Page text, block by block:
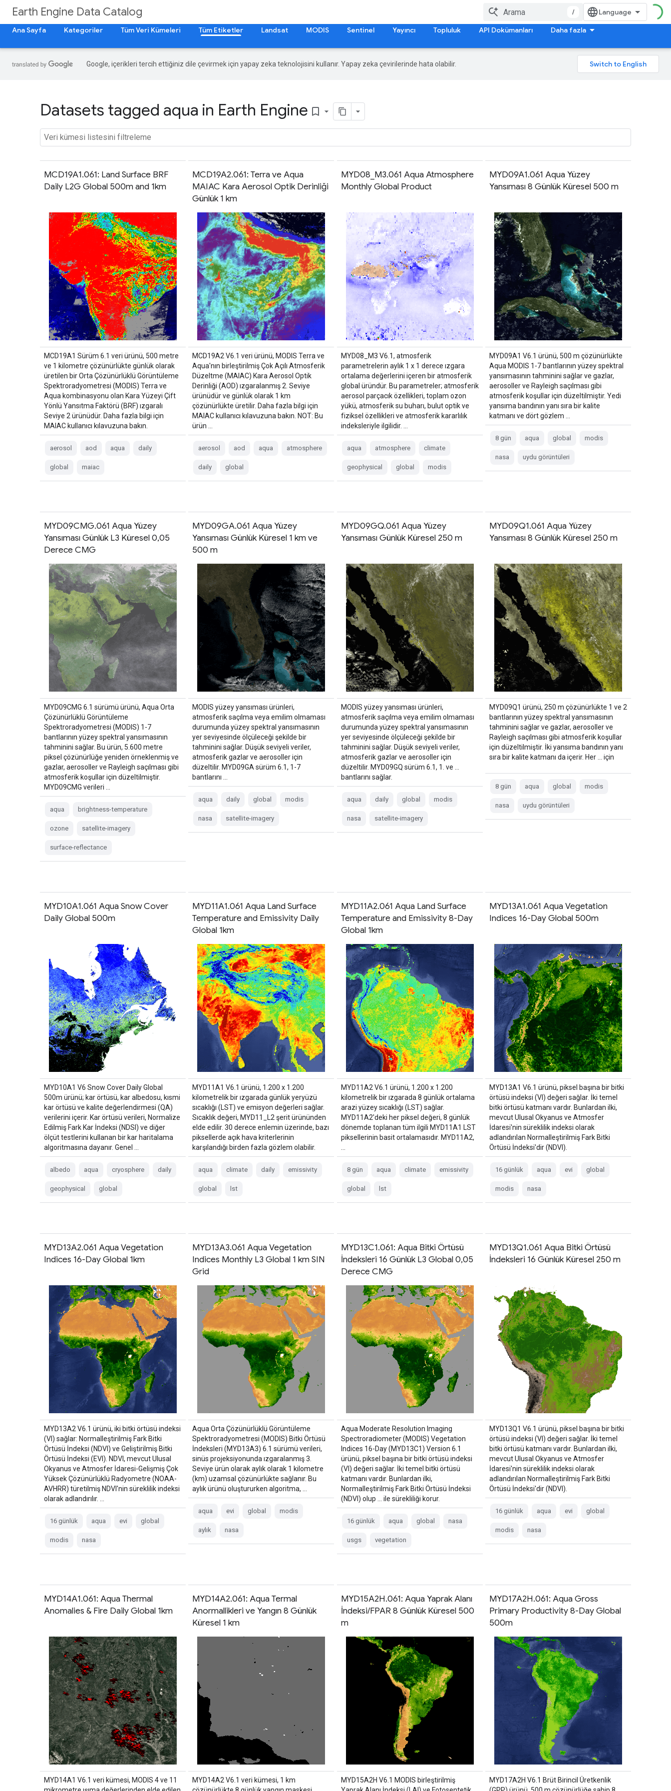
Earth Engine Data Catalog
/
Ana Sayfa
Kategoriler Tüm Veri Kümeleri Tüm Etiketler Landsat MODIS Sentinel Yayıncı Topluluk API Dokümanları Daha fazla
Google, içerikleri tercih ettiğiniz dile çevirmek için yapay zeka teknolojisini kullanır. Yapay zeka çevirilerinde hata olabilir.
Datasets tagged aqua in Earth Engine bookmark_border
MCD19A1.061: Land Surface BRF
Daily L2G Global 500m and 1km
MCD19A1 Sürüm 6.1 veri ürünü, 500 metre
ve 1 kilometre çözünürlükte günlük olarak
üretilen bir Orta Çözünürlüklü Görüntüleme
Spektroradyometresi (MODIS) Terra ve
Aqua kombinasyonu olan Kara Yüzeyi Çift
Yönlü Yansıtma Faktörü (BRF) ızgaralı
Seviye 2 ürünüdür. Daha fazla bilgi için
MAIAC kullanıcı kılavuzuna bakın.
aerosol aod aqua daily
global maiac
MCD19A2.061: Terra ve Aqua
MAIAC Kara Aerosol Optik Derinliği
Günlük 1 km
MCD19A2 V6.1 veri ürünü, MODIS Terra ve
Aqua'nın birleştirilmiş Çok Açılı Atmosferik
Düzeltme (MAIAC) Kara Aerosol Optik
Derinliği (AOD) ızgaralanmış 2. Seviye
ürünüdür ve günlük olarak 1 km
çözünürlükte üretilir. Daha fazla bilgi için
MAIAC kullanıcı kılavuzuna bakın. NOT: Bu
ürün …
aerosol aod aqua atmosphere
daily global
MYD08_M3.061 Aqua Atmosphere
Monthly Global Product
MYD08_M3 V6.1, atmosferik
parametrelerin aylık 1 x 1 derece ızgara
ortalama değerlerini içeren bir atmosferik
global üründür. Bu parametreler; atmosferik
aerosol parçacık özellikleri, toplam ozon
yükü, atmosferik su buharı, bulut optik ve
fiziksel özellikleri ve atmosferik kararlılık
indeksleriyle ilgilidir. …
aqua atmosphere climate
geophysical global modis
MYD09A1.061 Aqua Yüzey
Yansıması 8 Günlük Küresel 500 m
MYD09A1 V6.1 ürünü, 500 m çözünürlükte
Aqua MODIS 1-7 bantlarının yüzey spektral
yansımasının tahminini sağlar ve gazlar,
aerosoller ve Rayleigh saçılması gibi
atmosferik koşullar için düzeltilmiştir. Yedi
yansıma bandının yanı sıra bir kalite
katmanı ve dört gözlem …
8 gün aqua global modis
nasa uydu görüntüleri
MYD09CMG.061 Aqua Yüzey
Yansıması Günlük L3 Küresel 0,05
Derece CMG
MYD09CMG 6.1 sürümü ürünü, Aqua Orta
Çözünürlüklü Görüntüleme
Spektroradyometresi (MODIS) 1-7
bantlarının yüzey spektral yansımasının
tahminini sağlar. Bu ürün, 5.600 metre
piksel çözünürlüğe yeniden örneklenmiş ve
gazlar, aerosoller ve Rayleigh saçılması gibi
atmosferik koşullar için düzeltilmiştir.
MYD09CMG verileri …
aqua brightness-temperature
ozone satellite-imagery
surface-reflectance
MYD09GA.061 Aqua Yüzey
Yansıması Günlük Küresel 1 km ve
500 m
MODIS yüzey yansıması ürünleri,
atmosferik saçılma veya emilim olmaması
durumunda yüzey spektral yansımasının
yer seviyesinde ölçüleceği şekilde bir
tahminini sağlar. Düşük seviyeli veriler,
atmosferik gazlar ve aerosoller için
düzeltilir. MYD09GA sürüm 6.1, 1-7
bantlarını …
aqua daily global modis
nasa satellite-imagery
MYD09GQ.061 Aqua Yüzey
Yansıması Günlük Küresel 250 m
MODIS yüzey yansıması ürünleri,
atmosferik saçılma veya emilim olmaması
durumunda yüzey spektral yansımasının
yer seviyesinde ölçüleceği şekilde bir
tahminini sağlar. Düşük seviyeli veriler,
atmosferik gazlar ve aerosoller için
düzeltilir. MYD09GQ sürüm 6.1, 1. ve …
bantlarını sağlar.
aqua daily global modis
nasa satellite-imagery
MYD09Q1.061 Aqua Yüzey
Yansıması 8 Günlük Küresel 250 m
MYD09Q1 ürünü, 250 m çözünürlükte 1 ve 2
bantlarının yüzey spektral yansımasının
tahminini sağlar ve gazlar, aerosoller ve
Rayleigh saçılması gibi atmosferik koşullar
için düzeltilmiştir. İki yansıma bandının yanı
sıra bir kalite katmanı da içerir. Her … için
8 gün aqua global modis
nasa uydu görüntüleri
MYD10A1.061 Aqua Snow Cover
Daily Global 500m
MYD10A1 V6 Snow Cover Daily Global
500m ürünü; kar örtüsü, kar albedosu, kısmi
kar örtüsü ve kalite değerlendirmesi (QA)
verilerini içerir. Kar örtüsü verileri, Normalize
Edilmiş Fark Kar İndeksi (NDSI) ve diğer
ölçüt testlerini kullanan bir kar haritalama
algoritmasına dayanır. Genel …
albedo aqua cryosphere daily
geophysical global
MYD11A1.061 Aqua Land Surface
Temperature and Emissivity Daily
Global 1km
MYD11A1 V6.1 ürünü, 1.200 x 1.200
kilometrelik bir ızgarada günlük yeryüzü
sıcaklığı (LST) ve emisyon değerleri sağlar.
Sıcaklık değeri, MYD11_L2 şerit ürününden
elde edilir. 30 derece enlemin üzerinde, bazı
piksellerde açık hava kriterlerinin
karşılandığı birden fazla gözlem olabilir.
aqua climate daily emissivity
global lst
MYD11A2.061 Aqua Land Surface
Temperature and Emissivity 8-Day
Global 1km
MYD11A2 V6.1 ürünü, 1.200 x 1.200
kilometrelik bir ızgarada 8 günlük ortalama
arazi yüzey sıcaklığı (LST) sağlar.
MYD11A2'deki her piksel değeri, 8 günlük
dönemde toplanan tüm ilgili MYD11A1 LST
piksellerinin basit ortalamasıdır. MYD11A2,
8 gün aqua climate emissivity
global lst
MYD13A1.061 Aqua Vegetation
Indices 16-Day Global 500m
MYD13A1 V6.1 ürünü, piksel başına bir bitki
örtüsü indeksi (VI) değeri sağlar. İki temel
bitki örtüsü katmanı vardır. Bunlardan ilki,
mevcut Ulusal Okyanus ve Atmosfer
İdaresi'nin süreklilik indeksi olarak
adlandırılan Normalleştirilmiş Fark Bitki
Örtüsü İndeksi'dir (NDVI).
16 günlük aqua evi global
modis nasa
MYD13A2.061 Aqua Vegetation
Indices 16-Day Global 1km
MYD13A2 V6.1 ürünü, iki bitki örtüsü indeksi
(VI) sağlar: Normalleştirilmiş Fark Bitki
Örtüsü İndeksi (NDVI) ve Geliştirilmiş Bitki
Örtüsü İndeksi (EVI). NDVI, mevcut Ulusal
Okyanus ve Atmosfer İdaresi-Gelişmiş Çok
Yüksek Çözünürlüklü Radyometre (NOAA-
AVHRR) türetilmiş NDVI'nin süreklilik indeksi
olarak adlandırılır. …
16 günlük aqua evi global
modis nasa
MYD13A3.061 Aqua Vegetation
Indices Monthly L3 Global 1 km SIN
Grid
Aqua Orta Çözünürlüklü Görüntüleme
Spektroradyometresi (MODIS) Bitki Örtüsü
İndeksleri (MYD13A3) 6.1 sürümü verileri,
sinüs projeksiyonunda ızgaralanmış 3.
Seviye ürün olarak aylık olarak 1 kilometre
(km) uzamsal çözünürlükte sağlanır. Bu
aylık ürünü oluştururken algoritma, …
aqua evi global modis
aylık nasa
MYD13C1.061: Aqua Bitki Örtüsü
İndeksleri 16 Günlük L3 Global 0,05
Derece CMG
Aqua Moderate Resolution Imaging
Spectroradiometer (MODIS) Vegetation
Indices 16-Day (MYD13C1) Version 6.1
ürünü, piksel başına bir bitki örtüsü indeksi
(VI) değeri sağlar. İki temel bitki örtüsü
katmanı vardır. Bunlardan ilki,
Normalleştirilmiş Fark Bitki Örtüsü İndeksi
(NDVI) olup … ile sürekliliği korur.
16 günlük aqua global nasa
usgs vegetation
MYD13Q1.061 Aqua Bitki Örtüsü
İndeksleri 16 Günlük Küresel 250 m
MYD13Q1 V6.1 ürünü, piksel başına bir bitki
örtüsü indeksi (VI) değeri sağlar. İki temel
bitki örtüsü katmanı vardır. Bunlardan ilki,
mevcut Ulusal Okyanus ve Atmosfer
İdaresi'nin süreklilik indeksi olarak
adlandırılan Normalleştirilmiş Fark Bitki
Örtüsü İndeksi'dir (NDVI).
16 günlük aqua evi global
modis nasa
MYD14A1.061: Aqua Thermal
Anomalies & Fire Daily Global 1km
MYD14A1 V6.1 veri kümesi, MODIS 4 ve 11
MYD14A2.061: Aqua Termal
Anormallikleri ve Yangın 8 Günlük
Küresel 1 km
MYD14A2 V6.1 veri kümesi, 1 km
MYD15A2H.061: Aqua Yaprak Alanı
İndeksi/FPAR 8 Günlük Küresel 500
m
MYD15A2H V6.1 MODIS birleştirilmiş
MYD17A2H.061: Aqua Gross
Primary Productivity 8-Day Global
500m
MYD17A2H V6.1 Brüt Birincil Üretkenlik